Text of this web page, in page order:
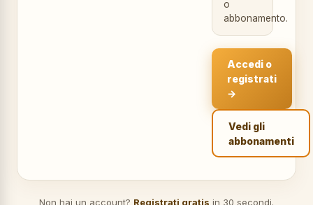
o
abbonamento.
Accedi o
registrati
→
Vedi gli
abbonamenti
Non hai un account? Registrati gratis in 30 secondi.